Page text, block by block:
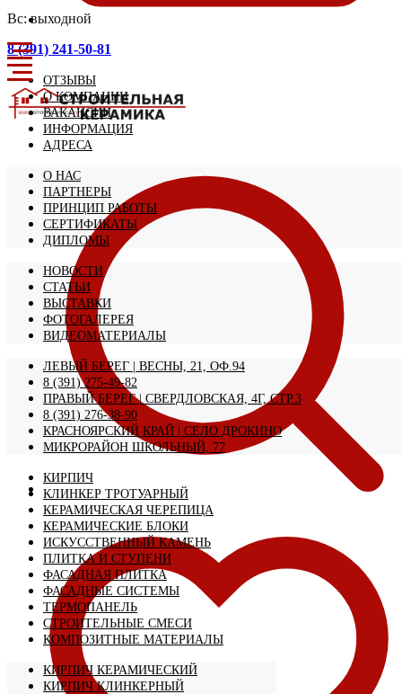
Вс: выходной
8 (391) 241-50-81
ОТЗЫВЫ
О КОМПАНИИ
ВАКАНСИИ
ИНФОРМАЦИЯ
АДРЕСА
О НАС
ПАРТНЕРЫ
ПРИНЦИП РАБОТЫ
СЕРТИФИКАТЫ
ДИПЛОМЫ
НОВОСТИ
СТАТЬИ
ВЫСТАВКИ
ФОТОГАЛЕРЕЯ
ВИДЕОМАТЕРИАЛЫ
ЛЕВЫЙ БЕРЕГ | ВЕСНЫ, 21, ОФ.94
8 (391) 275-49-82
ПРАВЫЙ БЕРЕГ | СВЕРДЛОВСКАЯ, 4Г, СТР.3
8 (391) 276-38-90
КРАСНОЯРСКИЙ КРАЙ | CЕЛО ДРОКИНО
МИКРОРАЙОН ШКОЛЬНЫЙ, 77
КИРПИЧ
КЛИНКЕР ТРОТУАРНЫЙ
КЕРАМИЧЕСКАЯ ЧЕРЕПИЦА
КЕРАМИЧЕСКИЕ БЛОКИ
ИСКУССТВЕННЫЙ КАМЕНЬ
ПЛИТКА И СТУПЕНИ
ФАСАДНАЯ ПЛИТКА
ФАСАДНЫЕ СИСТЕМЫ
ТЕРМОПАНЕЛЬ
СТРОИТЕЛЬНЫЕ СМЕСИ
КОМПОЗИТНЫЕ МАТЕРИАЛЫ
КИРПИЧ КЕРАМИЧЕСКИЙ
КИРПИЧ КЛИНКЕРНЫЙ